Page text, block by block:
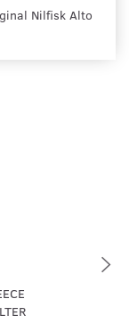
Nilfisk Alto